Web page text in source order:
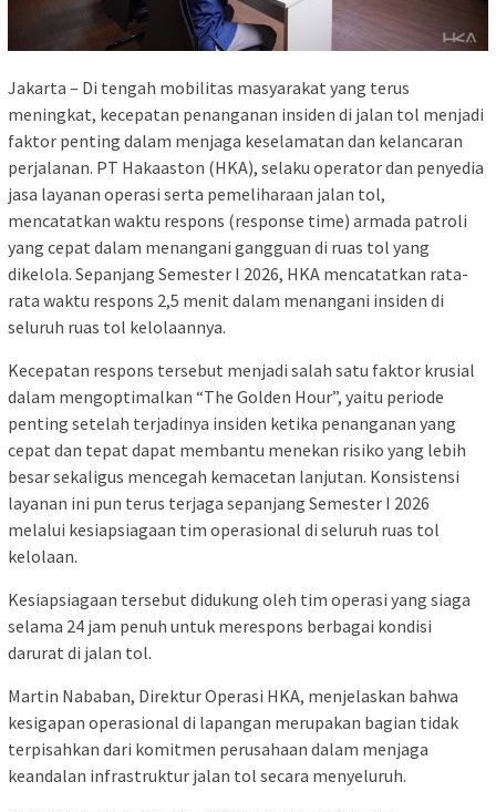
Jakarta – Di tengah mobilitas masyarakat yang terus
meningkat, kecepatan penanganan insiden di jalan tol menjadi
faktor penting dalam menjaga keselamatan dan kelancaran
perjalanan. PT Hakaaston (HKA), selaku operator dan penyedia
jasa layanan operasi serta pemeliharaan jalan tol,
mencatatkan waktu respons (response time) armada patroli
yang cepat dalam menangani gangguan di ruas tol yang
dikelola. Sepanjang Semester I 2026, HKA mencatatkan rata-
rata waktu respons 2,5 menit dalam menangani insiden di
seluruh ruas tol kelolaannya.
Kecepatan respons tersebut menjadi salah satu faktor krusial
dalam mengoptimalkan “The Golden Hour”, yaitu periode
penting setelah terjadinya insiden ketika penanganan yang
cepat dan tepat dapat membantu menekan risiko yang lebih
besar sekaligus mencegah kemacetan lanjutan. Konsistensi
layanan ini pun terus terjaga sepanjang Semester I 2026
melalui kesiapsiagaan tim operasional di seluruh ruas tol
kelolaan.
Kesiapsiagaan tersebut didukung oleh tim operasi yang siaga
selama 24 jam penuh untuk merespons berbagai kondisi
darurat di jalan tol.
Martin Nababan, Direktur Operasi HKA, menjelaskan bahwa
kesigapan operasional di lapangan merupakan bagian tidak
terpisahkan dari komitmen perusahaan dalam menjaga
keandalan infrastruktur jalan tol secara menyeluruh.